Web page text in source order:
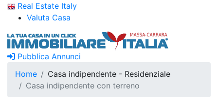
Real Estate Italy
Valuta Casa
Pubblica Annunci
Home
Casa indipendente - Residenziale
Casa indipendente con terreno